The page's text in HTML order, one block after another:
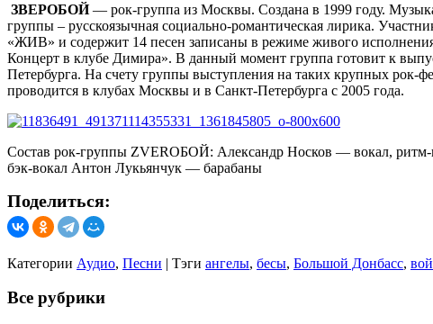
ЗВЕРОБОЙ— рок-группа из Москвы. Создана в 1999 году.
группы – русскоязычная социально-романтическая лирика.
«ЖИВ» и содержит 14 песен записаны в режиме живого
Концерт в клубе Димира». В данный момент группа готовит к
Петербурга. На счету группы выступления на таких крупных
проводится в клубах Москвы и в Санкт-Петербурга с 2005 года.
Состав рок-группы ZVEROБОЙ: Александр Носков — вокал, ритм-
бэк-вокал Антон Лукьянчук — барабаны
Поделиться:
Категории Аудио, Песни | Тэги ангелы, бесы, Большой Донбасс,
Все рубрики